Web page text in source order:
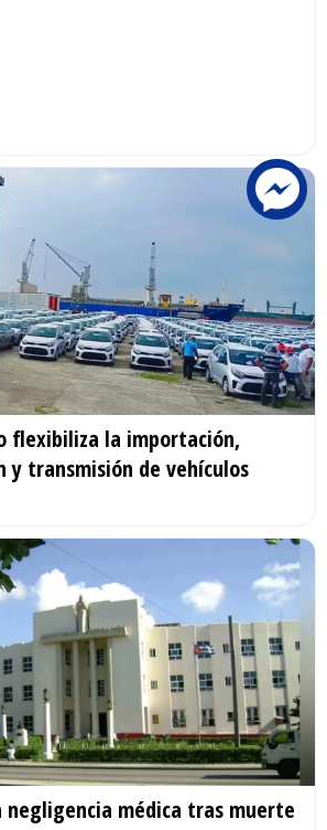
flexibiliza la importación,
y transmisión de vehículos
negligencia médica tras muerte